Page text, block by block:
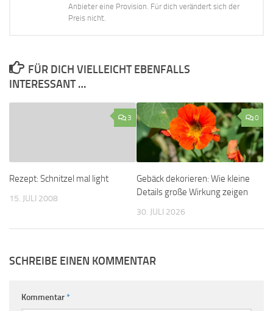
Anbieter eine Provision. Für dich verändert sich der
Preis nicht.
FÜR DICH VIELLEICHT EBENFALLS
INTERESSANT …
3
Rezept: Schnitzel mal light
15. JULI 2008
0
Gebäck dekorieren: Wie kleine
Details große Wirkung zeigen
30. JULI 2026
SCHREIBE EINEN KOMMENTAR
Kommentar*